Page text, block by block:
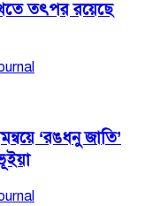
তৎপর রয়েছে
‘রঙধনু জাতি’